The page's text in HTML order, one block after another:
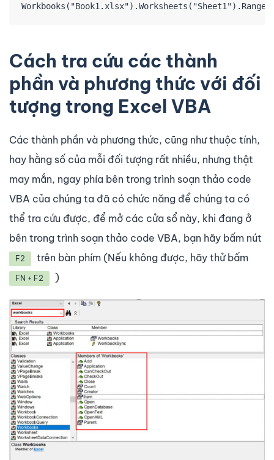
Cách tra cứu các thành
phần và phương thức với đối
tượng trong Excel VBA
Các thành phần và phương thức, cũng như thuộc tính,
hay hằng số của mỗi đối tượng rất nhiều, nhưng thật
may mắn, ngay phía bên trong trình soạn thảo code
VBA của chúng ta đã có chức năng để chúng ta có
thể tra cứu được, để mở các cửa sổ này, khi đang ở
bên trong trình soạn thảo code VBA, bạn hãy bấm nút
F2 trên bàn phím (Nếu không được, hãy thử bấm
FN + F2 )